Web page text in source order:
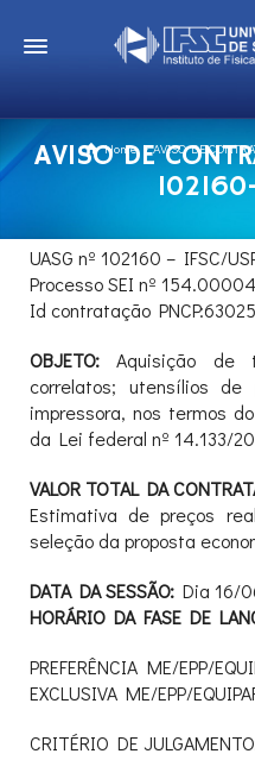
Home AVISO DE
AVISO DE
UASG nº 102160 – IFSC/
Processo SEI nº
Id contratação
OBJETO: Aquisição de
correlatos; utensílios
impressora, nos termos
da Lei federal nº 14.133/
VALOR TOTAL DA
Estimativa de preços
seleção da proposta
DATA DA SESSÃO: Dia 16/
HORÁRIO DA FASE DE
PREFERÊNCIA ME/EPP/
EXCLUSIVA ME/EPP/
CRITÉRIO DE